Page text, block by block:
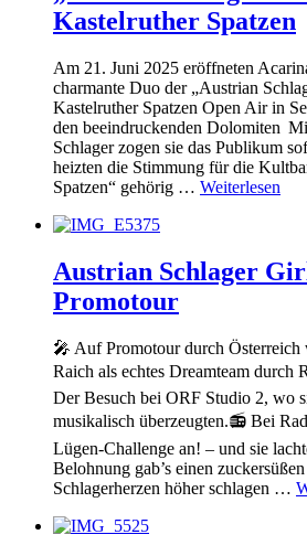
Kastelruther Spatzen
Am 21. Juni 2025 eröffneten
charmante Duo der „Austrian
Kastelruther Spatzen Open Air in
den beeindruckenden Dolomiten
Schlager zogen sie das Publikum
heizten die Stimmung für die
Spatzen“ gehörig … Weiterlesen
Austrian Schlager
Promotour
🎤 Auf Promotour durch
Raich als echtes Dreamteam
Der Besuch bei ORF Studio 2, wo
musikalisch überzeugten.📻 Bei
Lügen-Challenge an! – und sie
Belohnung gab’s einen
Schlagerherzen höher schlagen …